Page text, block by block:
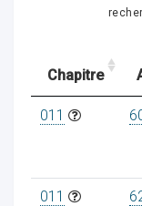
Chapitre
011
011